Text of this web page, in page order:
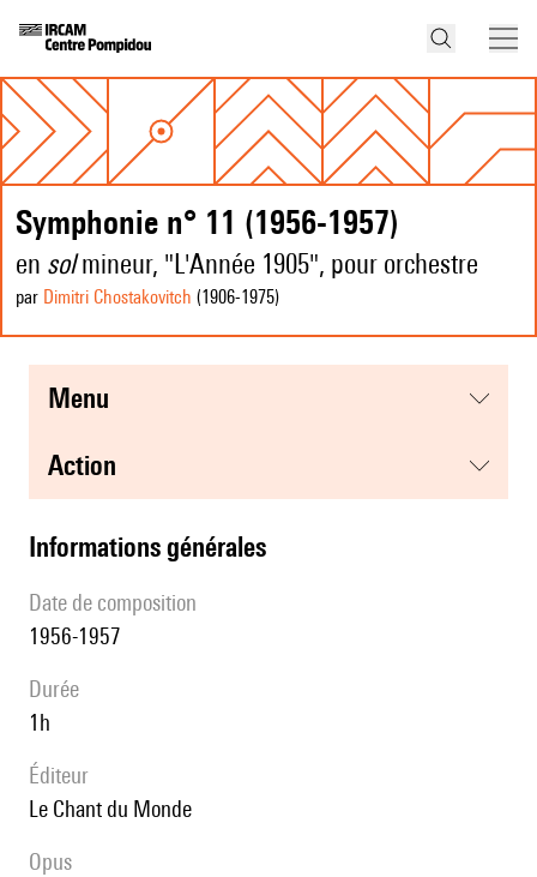
Symphonie n° 11 (1956-1957)
en solmineur, "L'Année 1905", pour orchestre
par Dimitri Chostakovitch (1906-1975)
menu
action
informations générales
date de composition
1956-1957
durée
1h
éditeur
Le Chant du Monde
Opus